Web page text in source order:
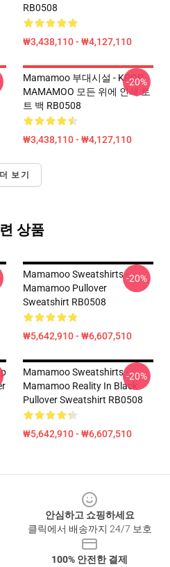
RB0508
₩3,438,110 - ₩4,127,110
Mamamoo 부대시설 - KPOP
MAMAMOO 모든 위에 인쇄 토
트 백 RB0508
₩3,438,110 - ₩4,127,110
-20%
더 보기
상품
Mamamoo Sweatshirts -
Mamamoo Pullover
Sweatshirt RB0508
₩5,642,910 - ₩6,607,510
-20%
Mamamoo Sweatshirts -
Mamamoo Reality In Black
Pullover Sweatshirt RB0508
₩5,642,910 - ₩6,607,510
-20%
안심하고 쇼핑하세요
클릭에서 배송까지 24/7 보호
100% 안전한 결제